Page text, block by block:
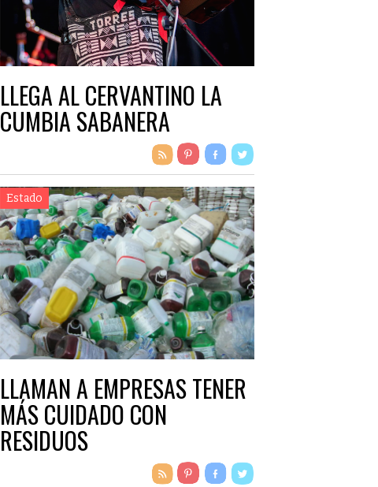
LLEGA AL CERVANTINO LA
CUMBIA SABANERA
Estado
LLAMAN A EMPRESAS TENER
MÁS CUIDADO CON
RESIDUOS